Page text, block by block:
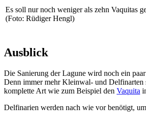
Es soll nur noch weniger als zehn Vaquitas
(Foto: Rüdiger Hengl)
Ausblick
Die Sanierung der Lagune wird noch ein
Denn immer mehr Kleinwal- und Delfinarten
komplette Art wie zum Beispiel den Vaquita
Delfinarien werden nach wie vor benötigt,